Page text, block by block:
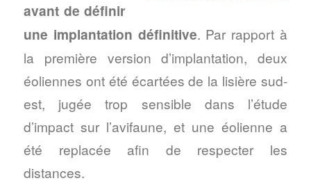
avant de définir
une implantation définitive. Par rapport à
la première version d’implantation, deux
éoliennes ont été écartées de la lisière sud-
est, jugée trop sensible dans l’étude
d’impact sur l’avifaune, et une éolienne a
été replacée afin de respecter les
distances.